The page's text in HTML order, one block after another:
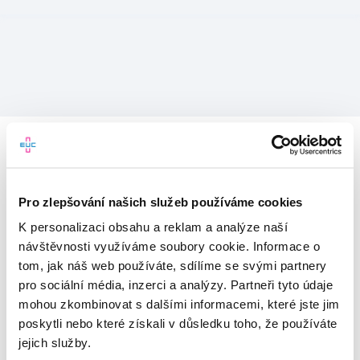
Pro zlepšování našich služeb používáme cookies
K personalizaci obsahu a reklam a analýze naší
návštěvnosti využíváme soubory cookie. Informace o
tom, jak náš web používáte, sdílíme se svými partnery
pro sociální média, inzerci a analýzy. Partneři tyto údaje
mohou zkombinovat s dalšími informacemi, které jste jim
poskytli nebo které získali v důsledku toho, že používáte
jejich služby.
Vítejte v mojeEUC